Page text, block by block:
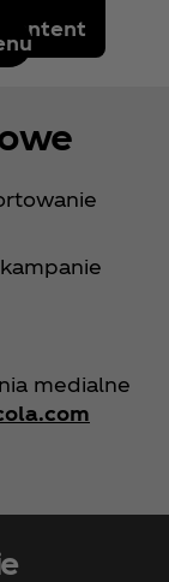
medialne